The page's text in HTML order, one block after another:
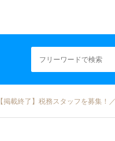
【掲載終了】税務スタッフを募集！